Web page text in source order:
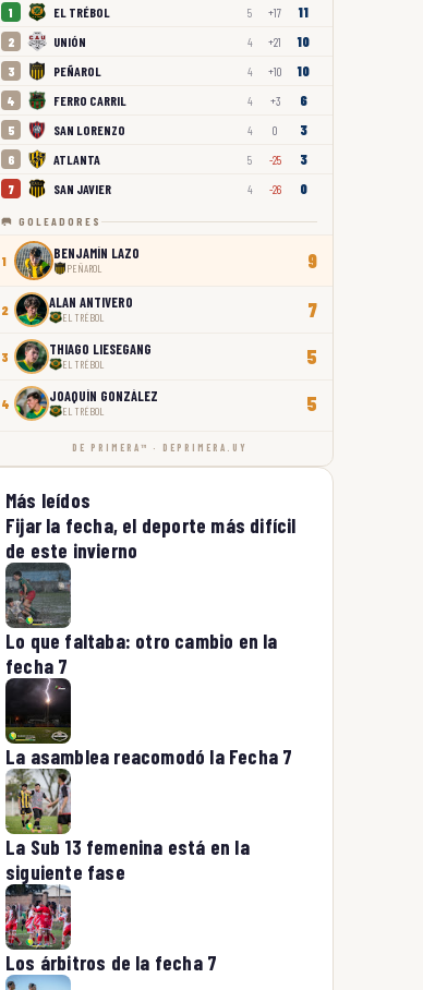
1 EL TRÉBOL 5 +17 11
2 UNIÓN 4 +21 10
3 PEÑAROL 4 +10 10
4 FERRO CARRIL 4 +3 6
5 SAN LORENZO 4 0 3
6 ATLANTA 5 -25 3
7 SAN JAVIER 4 -26 0
🥅 GOLEADORES
1 BENJAMÍN LAZO
PEÑAROL 9
2 ALAN ANTIVERO
EL TRÉBOL 7
3 THIAGO LIESEGANG
EL TRÉBOL 5
4 JOAQUÍN GONZÁLEZ
EL TRÉBOL 5
DE PRIMERA™ · DEPRIMERA.UY
Más leídos
Fijar la fecha, el deporte más difícil
de este invierno
Lo que faltaba: otro cambio en la
fecha 7
La asamblea reacomodó la Fecha 7
La Sub 13 femenina está en la
siguiente fase
Los árbitros de la fecha 7